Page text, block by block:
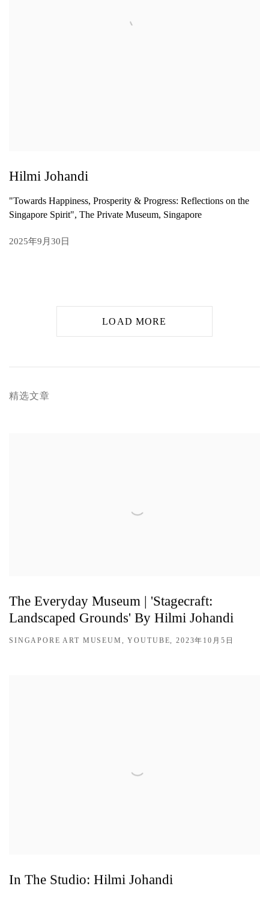
Hilmi Johandi
"Towards Happiness, Prosperity & Progress: Reflections on the
Singapore Spirit", The Private Museum, Singapore
2025年9月30日
LOAD MORE
精选文章
The Everyday Museum | 'Stagecraft:
Landscaped Grounds' By Hilmi Johandi
SINGAPORE ART MUSEUM, YOUTUBE, 2023年10月5日
In The Studio: Hilmi Johandi